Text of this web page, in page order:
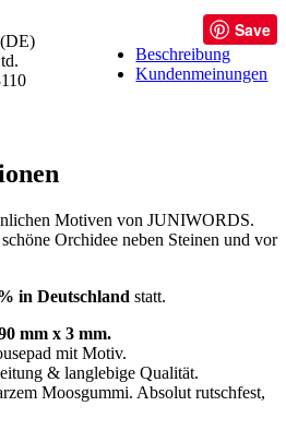
Save
Beschreibung
Kundenmeinungen
Motiven von JUNIWORDS.
Orchidee neben Steinen und vor
in Deutschland statt.
mm x 3 mm.
mit Motiv.
& langlebige Qualität.
Moosgummi. Absolut rutschfest,